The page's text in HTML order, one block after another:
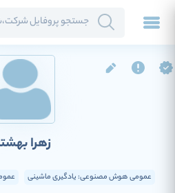
زهرا
عمومی هوش مصنوعی: یادگیری ماشینی